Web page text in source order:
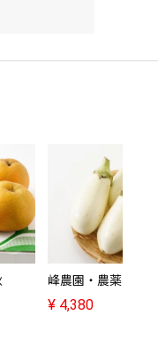
峰農園・農薬不使
¥ 4,380